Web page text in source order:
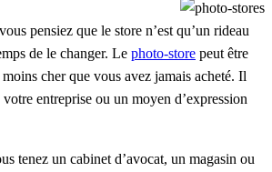
pensiez que le store n’est qu’un rideau
de le changer. Le photo-store peut être
cher que vous avez jamais acheté. Il
votre entreprise ou un moyen d’expression
tenez un cabinet d’avocat, un magasin ou